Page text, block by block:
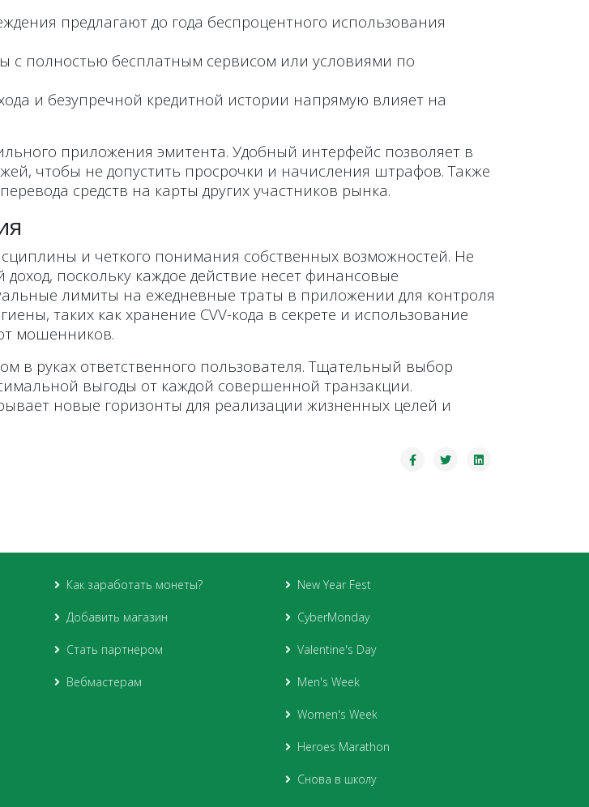
предлагают до года беспроцентного использования
с полностью бесплатным сервисом или условиями по
и безупречной кредитной истории напрямую влияет на
приложения эмитента. Удобный интерфейс позволяет в
чтобы не допустить просрочки и начисления штрафов. Также
средств на карты других участников рынка.
и четкого понимания собственных возможностей. Не
поскольку каждое действие несет финансовые
лимиты на ежедневные траты в приложении для контроля
таких как хранение CVV-кода в секрете и использование
мошенников.
в руках ответственного пользователя. Тщательный выбор
выгоды от каждой совершенной транзакции.
новые горизонты для реализации жизненных целей и
Как заработать монеты?
Добавить магазин
Стать партнером
Вебмастерам
New Year Fest
CyberMonday
Valentine's Day
Men's Week
Women's Week
Heroes Marathon
Снова в школу